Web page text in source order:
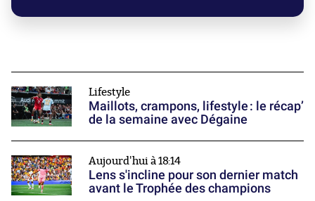
Lifestyle
Maillots, crampons, lifestyle : le récap’
de la semaine avec Dégaine
Aujourd'hui à 18:14
Lens s'incline pour son dernier match
avant le Trophée des champions